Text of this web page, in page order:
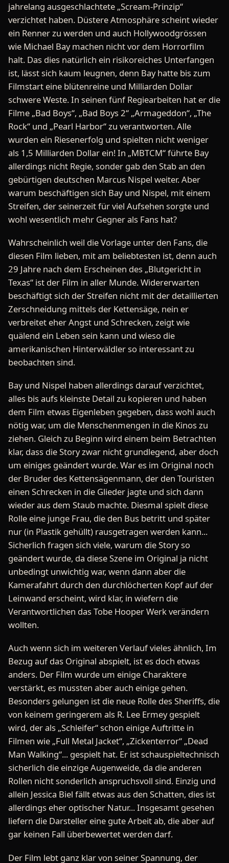
jahrelang ausgeschlachtete „Scream-Prinzip“
verzichtet haben. Düstere Atmosphäre scheint wieder
ein Renner zu werden und auch Hollywoodgrössen
wie Michael Bay machen nicht vor dem Horrorfilm
halt. Das dies natürlich ein risikoreiches Unterfangen
ist, lässt sich kaum leugnen, denn Bay hatte bis zum
Filmstart eine blütenreine und Milliarden Dollar
schwere Weste. In seinen fünf Regiearbeiten hat er die
Filme „Bad Boys“, „Bad Boys 2“ „Armageddon“, „The
Rock“ und „Pearl Harbor“ zu verantworten. Alle
wurden ein Riesenerfolg und spielten nicht weniger
als 1,5 Milliarden Dollar ein! In „MBTCM“ führte Bay
allerdings nicht Regie, sonder gab den Stab an den
gebürtigen deutschen Marcus Nispel weiter. Aber
warum beschäftigen sich Bay und Nispel, mit einem
Streifen, der seinerzeit für viel Aufsehen sorgte und
wohl wesentlich mehr Gegner als Fans hat?
Wahrscheinlich weil die Vorlage unter den Fans, die
diesen Film lieben, mit am beliebtesten ist, denn auch
29 Jahre nach dem Erscheinen des „Blutgericht in
Texas“ ist der Film in aller Munde. Widererwarten
beschäftigt sich der Streifen nicht mit der detaillierten
Zerschneidung mittels der Kettensäge, nein er
verbreitet eher Angst und Schrecken, zeigt wie
quälend ein Leben sein kann und wieso die
amerikanischen Hinterwäldler so interessant zu
beobachten sind.
Bay und Nispel haben allerdings darauf verzichtet,
alles bis aufs kleinste Detail zu kopieren und haben
dem Film etwas Eigenleben gegeben, dass wohl auch
nötig war, um die Menschenmengen in die Kinos zu
ziehen. Gleich zu Beginn wird einem beim Betrachten
klar, dass die Story zwar nicht grundlegend, aber doch
um einiges geändert wurde. War es im Original noch
der Bruder des Kettensägenmann, der den Touristen
einen Schrecken in die Glieder jagte und sich dann
wieder aus dem Staub machte. Diesmal spielt diese
Rolle eine junge Frau, die den Bus betritt und später
nur (in Plastik gehüllt) rausgetragen werden kann...
Sicherlich fragen sich viele, warum die Story so
geändert wurde, da diese Szene im Original ja nicht
unbedingt unwichtig war, wenn dann aber die
Kamerafahrt durch den durchlöcherten Kopf auf der
Leinwand erscheint, wird klar, in wiefern die
Verantwortlichen das Tobe Hooper Werk verändern
wollten.
Auch wenn sich im weiteren Verlauf vieles ähnlich, Im
Bezug auf das Original abspielt, ist es doch etwas
anders. Der Film wurde um einige Charaktere
verstärkt, es mussten aber auch einige gehen.
Besonders gelungen ist die neue Rolle des Sheriffs, die
von keinem geringerem als R. Lee Ermey gespielt
wird, der als „Schleifer“ schon einige Auftritte in
Filmen wie „Full Metal Jacket“, „Zickenterror“ „Dead
Man Walking“... gespielt hat. Er ist schauspieltechnisch
sicherlich die einzige Augenweide, da die anderen
Rollen nicht sonderlich anspruchsvoll sind. Einzig und
allein Jessica Biel fällt etwas aus den Schatten, dies ist
allerdings eher optischer Natur... Insgesamt gesehen
liefern die Darsteller eine gute Arbeit ab, die aber auf
gar keinen Fall überbewertet werden darf.
Der Film lebt ganz klar von seiner Spannung, der